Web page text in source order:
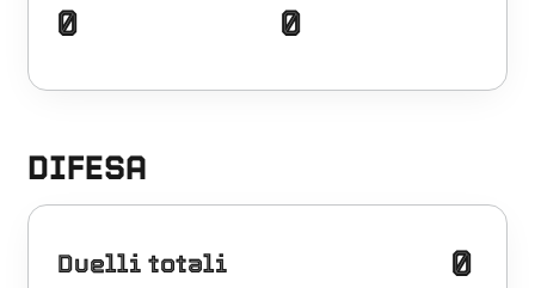
0 0
DIFESA
Duelli totali 0